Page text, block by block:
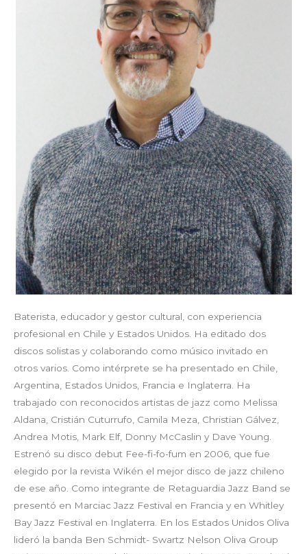
Baterista, educador y gestor cultural, con experiencia
profesional en Chile y Estados Unidos. Ha editado dos
discos solistas y colaborando como músico invitado en
otros varios. Como intérprete se ha presentado en Chile,
Argentina, Estados Unidos, Francia e Inglaterra. Ha
trabajado con reconocidos artistas de jazz como Melissa
Aldana, Cristián Cuturrufo, Camila Meza, Christian Gálvez,
Andrea Motis, Mark Elf, Donny McCaslin y Dave Young.
Estrenó su disco debut Fee-fi-fo-fum en 2006, que fue
elegido por la revista Wikén el mejor disco de jazz chileno
de ese año. Como integrante de Retaguardia Jazz Band se
presentó en Marciac Jazz Festival en Francia y en Whitley
Bay Jazz Festival en Inglaterra. En los Estados Unidos Oliva
lideró la banda Ben Schmidt- Swartz Nelson Oliva Group